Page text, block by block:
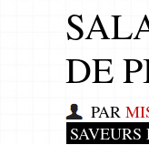
DE
PAR